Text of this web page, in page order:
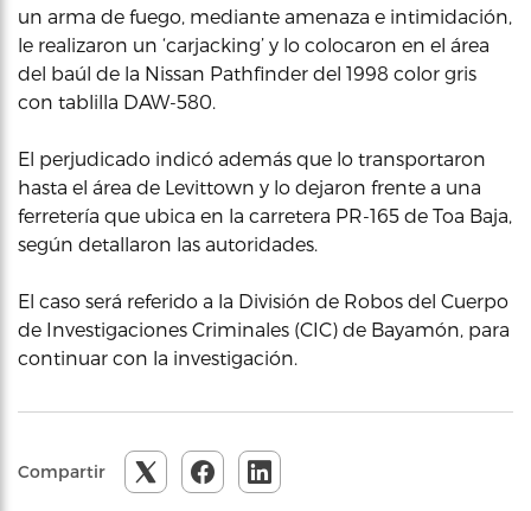
un arma de fuego, mediante amenaza e intimidación,
le realizaron un ‘carjacking’ y lo colocaron en el área
del baúl de la Nissan Pathfinder del 1998 color gris
con tablilla DAW-580.
El perjudicado indicó además que lo transportaron
hasta el área de Levittown y lo dejaron frente a una
ferretería que ubica en la carretera PR-165 de Toa Baja,
según detallaron las autoridades.
El caso será referido a la División de Robos del Cuerpo
de Investigaciones Criminales (CIC) de Bayamón, para
continuar con la investigación.
Compartir